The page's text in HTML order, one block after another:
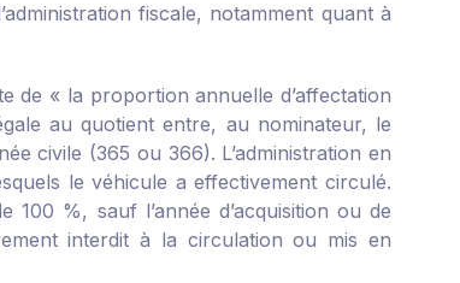
fiscale, notamment quant à
de « la proportion annuelle d’affectation
au quotient entre, au nominateur, le
civile (365 ou 366). L’administration en
le véhicule a effectivement circulé.
100 %, sauf l’année d’acquisition ou de
interdit à la circulation ou mis en